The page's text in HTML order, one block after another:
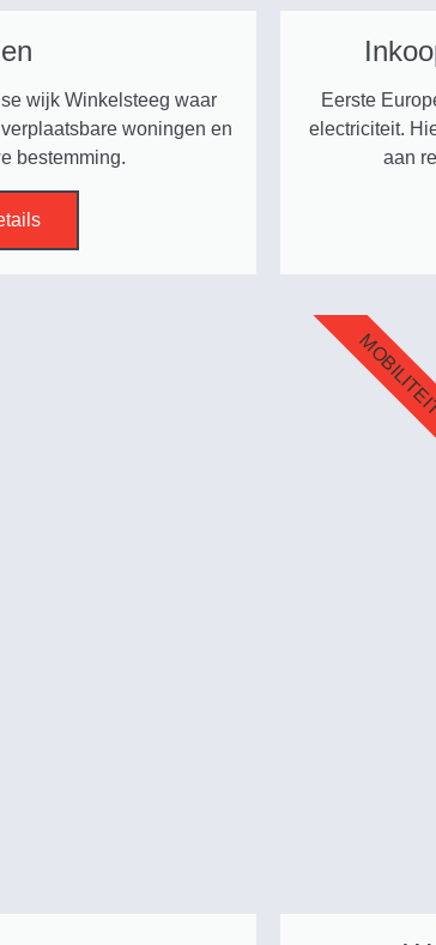
wijk Winkelsteeg waar
woningen en
bestemming.
Eerste
electriciteit.
aan